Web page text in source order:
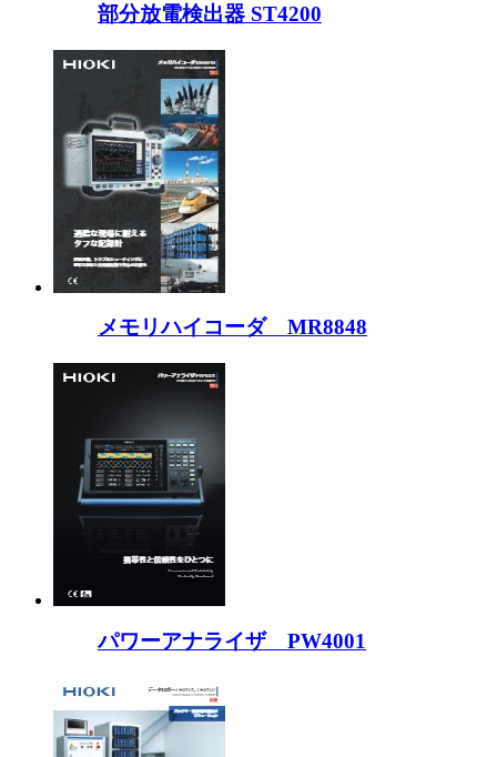
部分放電検出器 ST4200
メモリハイコーダ MR8848
パワーアナライザ PW4001